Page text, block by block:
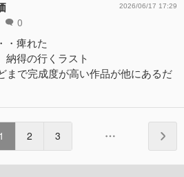
0
2026/06/17 17:29
・痺れた
納得の行くラスト
まで完成度が高い作品が他にあるだ
1 2 3